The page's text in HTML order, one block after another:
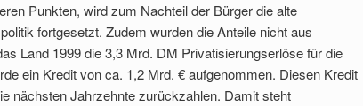
Punkten, wird zum Nachteil der Bürger die alte
fortgesetzt. Zudem wurden die Anteile nicht aus
Land 1999 die 3,3 Mrd. DM Privatisie­rungserlöse für die
ein Kredit von ca. 1,2 Mrd. € aufgenommen. Die­sen Kredit
nächsten Jahrzehnte zurückzahlen. Damit steht